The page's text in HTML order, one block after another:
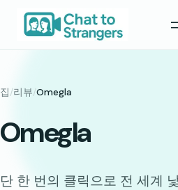
바
가
기
집/리뷰/Omegla
Omegla
단 한 번의 클릭으로 전 세계